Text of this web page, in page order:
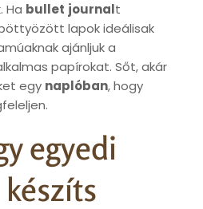
Ha bullet journalt
lapok ideálisak
ajánljuk a
papírokat. Sőt, akár
egy naplóban, hogy
egyedi